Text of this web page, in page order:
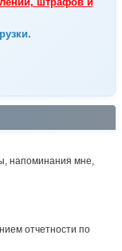
напоминания мне,
отчетности по